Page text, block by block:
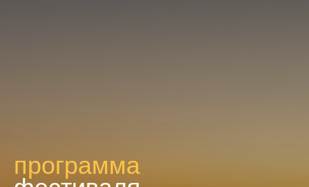
программа